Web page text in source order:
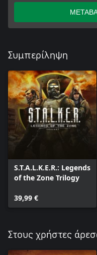
Συμπερίληψη
S.T.A.L.K.E.R.: Legends
of the Zone Trilogy
39,99 €
Στους χρήστες